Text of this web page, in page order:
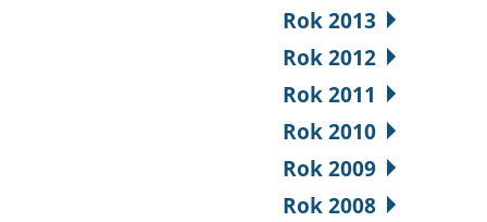
Rok 2013
Rok 2012
Rok 2011
Rok 2010
Rok 2009
Rok 2008